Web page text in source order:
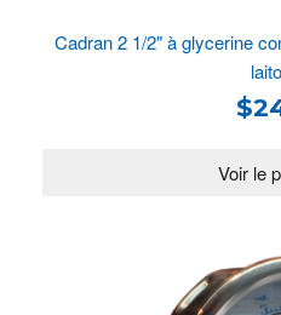
Cadran 2 1/2" à glycerine